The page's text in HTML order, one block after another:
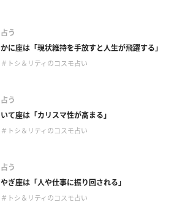
占う
かに座は「現状維持を手放すと人生が飛躍する」
＃トシ＆リティのコスモ占い
占う
いて座は「カリスマ性が高まる」
＃トシ＆リティのコスモ占い
占う
やぎ座は「人や仕事に振り回される」
＃トシ＆リティのコスモ占い